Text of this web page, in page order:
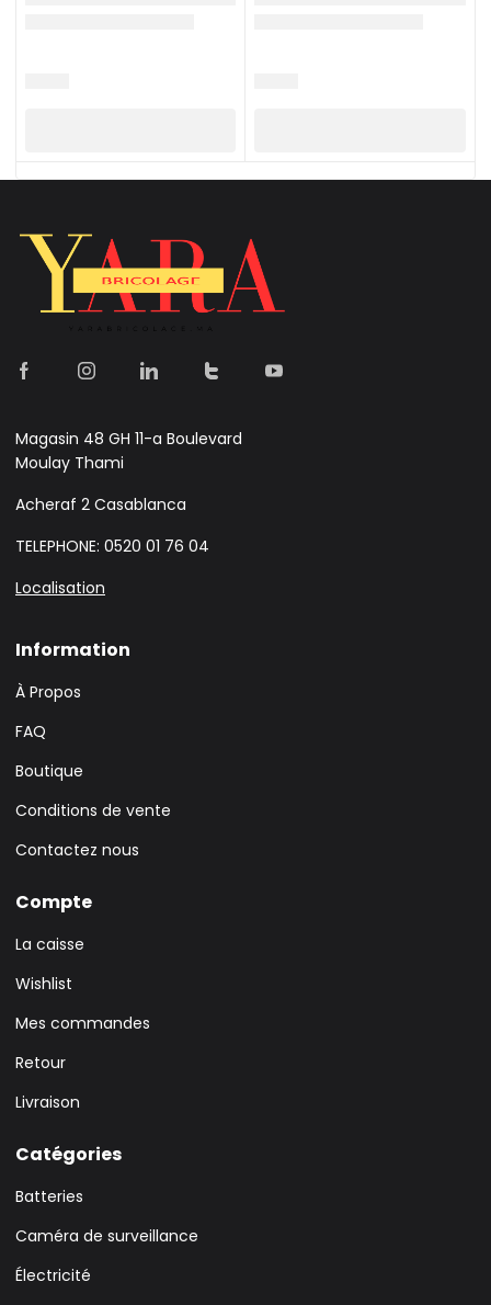
Magasin 48 GH 11-a Boulevard
Moulay Thami
Acheraf 2 Casablanca
TELEPHONE: 0520 01 76 04
Localisation
Information
À Propos
FAQ
Boutique
Conditions de vente
Contactez nous
Compte
La caisse
Wishlist
Mes commandes
Retour
Livraison
Catégories
Batteries
Caméra de surveillance
Électricité